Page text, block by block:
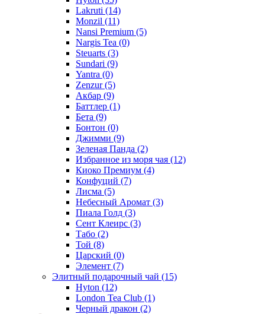
Lakruti (14)
Monzil (11)
Nansi Premium (5)
Nargis Tea (0)
Steuarts (3)
Sundari (9)
Yantra (0)
Zenzur(5)
Акбар (9)
Баттлер (1)
Бета (9)
Бонтон (0)
Джимми (9)
Зеленая Панда (2)
Избранное из моря чая (12)
Киоко Премиум (4)
Конфуций (7)
Лисма (5)
Небесный Аромат (3)
Пиала Голд (3)
Сент Клеирс (3)
Табо (2)
Той (8)
Царский (0)
Элемент (7)
Элитный подарочный чай (15)
Hyton (12)
London Tea Club (1)
Черный дракон (2)